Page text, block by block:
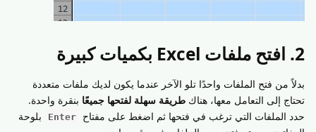
2. افتح ملفات Excel بكميات كبيرة
بدلاً من فتح الملفات واحدًا تلو الآخر عندما يكون لديك ملفات متعددة
تحتاج إلى التعامل معها، هناك طريقة سهلة لفتحها جميعًا بنقرة واحدة.
حدد الملفات التي ترغب في فتحها ثم اضغط على مفتاح
Enter
بلوحة